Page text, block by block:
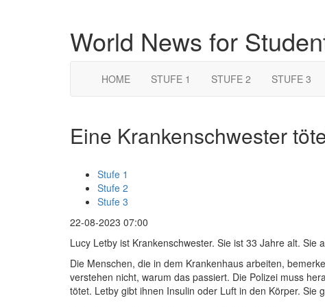
World News for
HOME STUFE 1 STUFE 2 STUFE 3
Eine Krankenschwester
Stufe 1
Stufe 2
Stufe 3
22-08-2023 07:00
Lucy Letby ist Krankenschwester. Sie ist 33 Jahre alt. Sie
Die Menschen, die in dem Krankenhaus arbeiten,
verstehen nicht, warum das passiert. Die Polizei muss
tötet. Letby gibt ihnen Insulin oder Luft in den Körper. Sie